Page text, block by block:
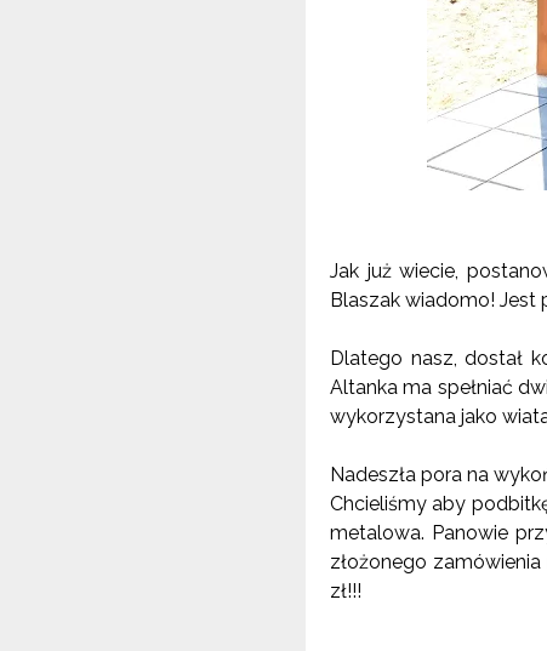
Jak już wiecie,
Blaszak wiadomo! Jest
Dlatego nasz, dostał
Altanka ma spełniać
wykorzystana jako
Nadeszła pora na
Chcieliśmy aby
metalowa. Panowie
złożonego
zł!!!